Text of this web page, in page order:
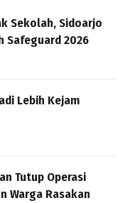
Sekolah, Sidoarjo
Safeguard 2026
Lebih Kejam
Tutup Operasi
Warga Rasakan